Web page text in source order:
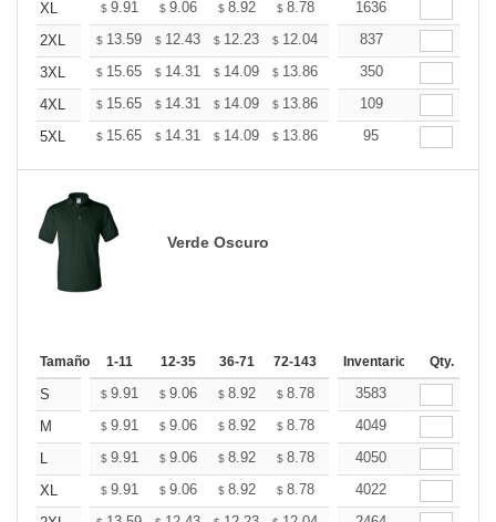
XL
$ 9.91 $ 9.06 $ 8.92 $ 8.78 8.64
1636
2XL
$ 13.59 $ 12.43 $ 12.23 $ 12.04 11.85
837
3XL
$ 15.65 $ 14.31 $ 14.09 $ 13.86 13.64
350
4XL
$ 15.65 $ 14.31 $ 14.09 $ 13.86 13.64
109
5XL
$ 15.65 $ 14.31 $ 14.09 $ 13.86 13.64
95
Verde Oscuro
Tamaño 1-11 12-35 36-71 72-143 144-287 288 +
Inventario Qty.
S $ 9.91 $ 9.06 $ 8.92 $ 8.78 8.64
3583
M
$ 9.91 $ 9.06 $ 8.92 $ 8.78 8.64
4049
L
$ 9.91 $ 9.06 $ 8.92 $ 8.78 8.64
4050
XL
$ 9.91 $ 9.06 $ 8.92 $ 8.78 8.64
4022